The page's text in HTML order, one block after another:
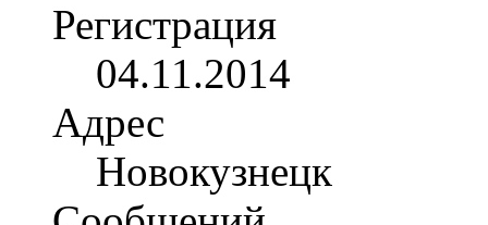
Регистрация
04.11.2014
Адрес
Новокузнецк